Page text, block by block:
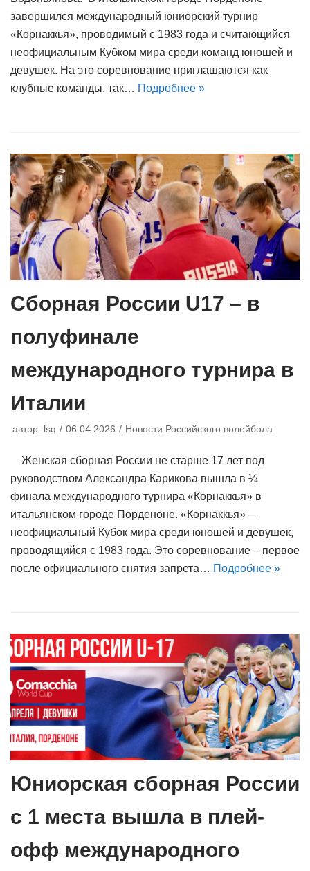
завершился международный юниорский турнир
«Корнаккья», проводимый с 1983 года и считающийся
неофициальным Кубком мира среди команд юношей и
девушек. На это соревнование приглашаются как
клубные команды, так… Подробнее »
Сборная России U17 – в
полуфинале
международного турнира в
Италии
автор: lsq 06.04.2026 Новости Российского волейбола
Женская сборная России не старше 17 лет под
руководством Александра Карикова вышла в ¼
финала международного турнира «Корнаккья» в
итальянском городе Порденоне. «Корнаккья» —
неофициальный Кубок мира среди юношей и девушек,
проводящийся с 1983 года. Это соревнование – первое
после официального снятия запрета… Подробнее »
Юниорская сборная России
с 1 места вышла в плей-
офф международного